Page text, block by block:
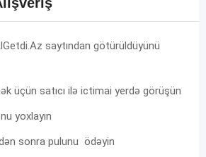
saytından götürüldüyünü
üçün satıcı ilə ictimai yerdə görüşün
yoxlayın
sonra pulunu ödəyin